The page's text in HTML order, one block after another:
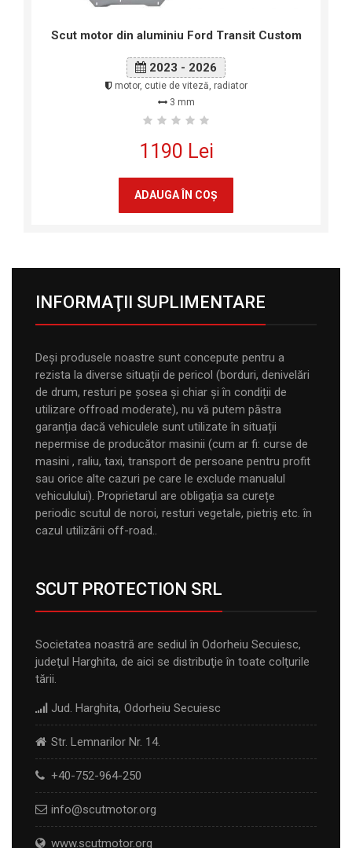
Scut motor din aluminiu Ford Transit Custom
2023 - 2026
motor, cutie de viteză, radiator
3 mm
1190 Lei
ADAUGA ÎN COŞ
INFORMAŢII SUPLIMENTARE
Deși produsele noastre sunt concepute pentru a
rezista la diverse situații de pericol (borduri, denivelări
de drum, resturi pe șosea și chiar și în condiții de
utilizare offroad moderate), nu vă putem păstra
garanția dacă vehiculele sunt utilizate în situații
nepermise de producător masinii (cum ar fi: curse de
masini , raliu, taxi, transport de persoane pentru profit
sau orice alte cazuri pe care le exclude manualul
vehiculului). Proprietarul are obligația sa curețe
periodic scutul de noroi, resturi vegetale, pietriș etc. în
cazul utilizării off-road..
SCUT PROTECTION SRL
Societatea noastră are sediul în Odorheiu Secuiesc,
judeţul Harghita, de aici se distribuţie în toate colţurile
tării.
Jud. Harghita, Odorheiu Secuiesc
Str. Lemnarilor Nr. 14.
+40-752-964-250
info@scutmotor.org
www.scutmotor.org